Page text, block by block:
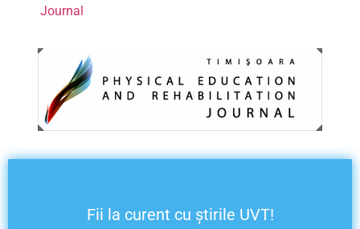
Journal
Fii la curent cu știrile UVT!